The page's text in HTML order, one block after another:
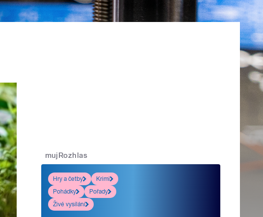
mujRozhlas
Hry a četby
Krimi
Pohádky
Pořady
Živé vysílání